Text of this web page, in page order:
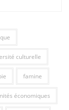
culturelle
famine
économiques